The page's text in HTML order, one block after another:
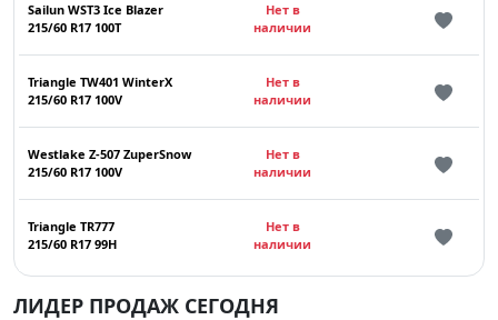
Sailun WST3 Ice Blazer
215/60 R17 100T
Нет в
наличии
Triangle TW401 WinterX
215/60 R17 100V
Нет в
наличии
Westlake Z-507 ZuperSnow
215/60 R17 100V
Нет в
наличии
Triangle TR777
215/60 R17 99H
Нет в
наличии
ЛИДЕР ПРОДАЖ СЕГОДНЯ